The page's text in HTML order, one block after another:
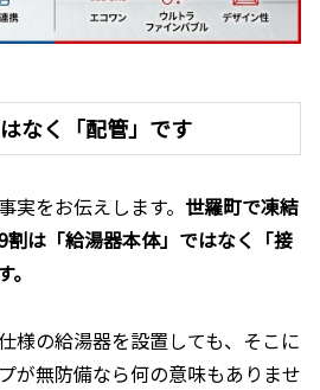
なく「配管」です
実をお伝えします。 世羅町で凍結
は「給湯器本体」ではなく「接
様の給湯器を設置しても、そこに
が無防備なら何の意味もありませ